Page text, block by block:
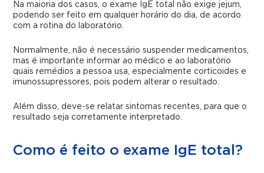
Na maioria dos casos, o exame IgE total não exige jejum,
podendo ser feito em qualquer horário do dia, de acordo
com a rotina do laboratório.
Normalmente, não é necessário suspender medicamentos,
mas é importante informar ao médico e ao laboratório
quais remédios a pessoa usa, especialmente corticoides e
imunossupressores, pois podem alterar o resultado.
Além disso, deve-se relatar sintomas recentes, para que o
resultado seja corretamente interpretado.
Como é feito o exame IgE total?